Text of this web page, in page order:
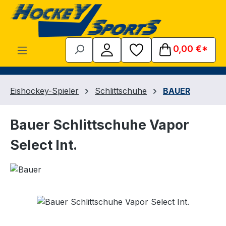
Zum Hauptinhalt springen
0,00 €*
Eishockey-Spieler Schlittschuhe BAUER
Bauer Schlittschuhe Vapor
Select Int.
Bildergalerie überspringen